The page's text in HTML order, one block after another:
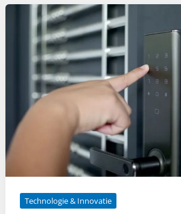
Technologie & Innovatie